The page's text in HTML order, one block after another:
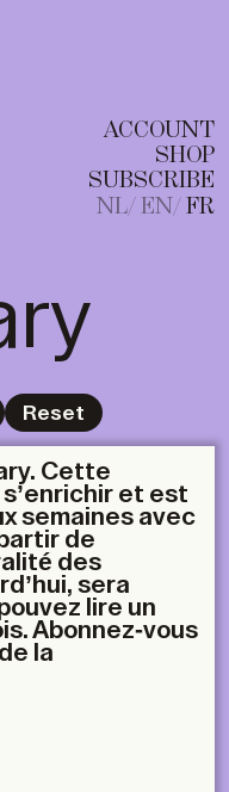
ACCOUNT
SHOP
SUBSCRIBE
NL EN FR
Reset
Cette
et est
semaines avec
de
des
sera
lire un
Abonnez-vous
la